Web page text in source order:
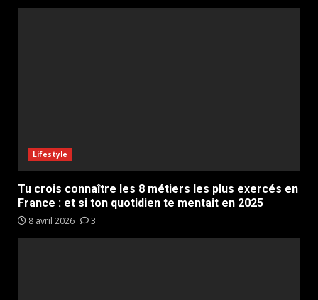
Lifestyle
Tu crois connaître les 8 métiers les plus exercés en
France : et si ton quotidien te mentait en 2025
8 avril 2026 3